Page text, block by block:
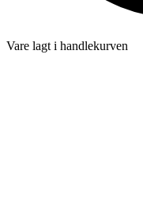
Vare lagt i handlekurven